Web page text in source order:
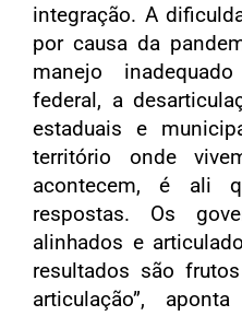
integração. A
por causa da
manejo
federal, a
estaduais e
território onde
acontecem, é ali
respostas. Os
alinhados e
resultados são
articulação”,